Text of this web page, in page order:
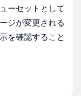
ーセットとして
ジが変更される
を確認すること